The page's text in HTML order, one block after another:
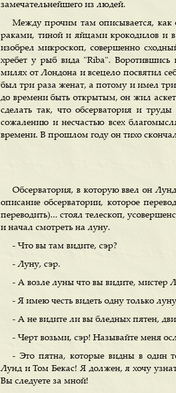
замечательнейшего из людей.
Между прочим там описывается, как
раками, тиной и яйцами крокодилов и
изобрел микроскоп, совершенно
хребет у рыб вида "Riba". Воротившись
милях от Лондона и всецело посвятил
был три раза женат, а потому и имел
до времени быть открытым, он жил
сделать так, что обсерватория и
сожалению и несчастью всех
времени. В прошлом году он тихо
Обсерватория, в которую ввел он
описание обсерватории, которое
переводить)... стоял телескоп,
и начал смотреть на луну.
- Что вы там видите, сэр?
- Луну, сэр.
- А возле луны что вы видите, мистер
- Я имею честь видеть одну только
- А не видите ли вы бледных пятен,
- Черт возьми, сэр! Называйте меня
- Это пятна, которые видны в один
Лунд и Том Бекас! Я должен, я хочу
Вы следуете за мной!